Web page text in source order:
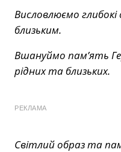
Висловлюємо
близьким.
Вшануймо пам’ять
рідних та близьких.
РЕКЛАМА
Світлий образ та